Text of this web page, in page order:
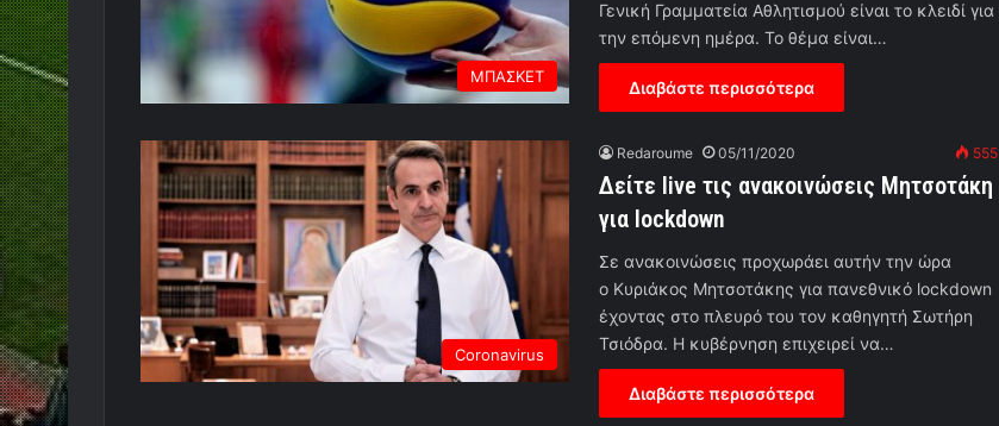
ΜΠΑΣΚΕΤ
Γενική Γραμματεία Αθλητισμού είναι το κλειδί για
την επόμενη ημέρα. Το θέμα είναι…
Διαβάστε περισσότερα
Coronavirus
Redaroume 05/11/2020 555
Δείτε live τις ανακοινώσεις Μητσοτάκη
για lockdown
Σε ανακοινώσεις προχωράει αυτήν την ώρα
ο Κυριάκος Μητσοτάκης για πανεθνικό lockdown
έχοντας στο πλευρό του τον καθηγητή Σωτήρη
Τσιόδρα. Η κυβέρνηση επιχειρεί να…
Διαβάστε περισσότερα